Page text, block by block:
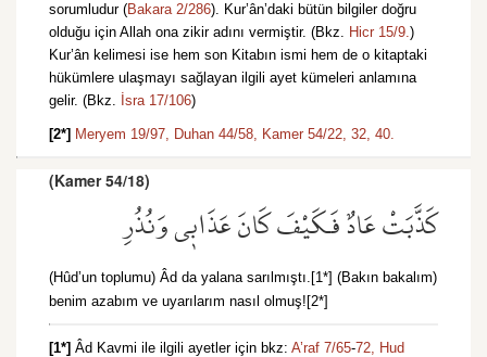
sorumludur (Bakara 2/286). Kur’ân’daki bütün bilgiler doğru
olduğu için Allah ona zikir adını vermiştir. (Bkz. Hicr 15/9.)
Kur’ân kelimesi ise hem son Kitabın ismi hem de o kitaptaki
hükümlere ulaşmayı sağlayan ilgili ayet kümeleri anlamına
gelir. (Bkz. İsra 17/106)
[2*] Meryem 19/97, Duhan 44/58, Kamer 54/22, 32, 40.
(Kamer 54/18)
كَذَّبَتْ عَادٌ فَكَيْفَ كَانَ عَذَاب۪ي وَنُذُرِ
(Hûd’un toplumu) Âd da yalana sarılmıştı.[1*] (Bakın bakalım)
benim azabım ve uyarılarım nasıl olmuş![2*]
[1*] Âd Kavmi ile ilgili ayetler için bkz: A’raf 7/65-72, Hud